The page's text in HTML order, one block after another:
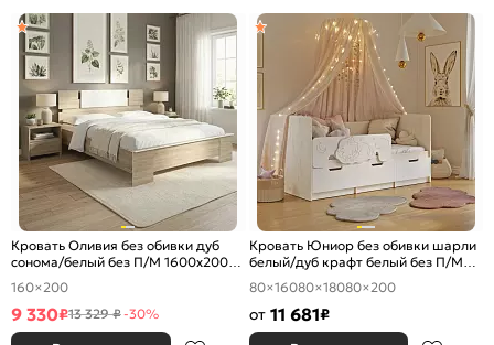
Кровать Оливия без обивки дуб
сонома/белый без П/М 1600x2000,
изголовье жесткое
160×200
9 330₽13 329 ₽-30%
Кровать Юниор без обивки шарли
белый/дуб крафт белый без П/М
800x1600, изголовье жесткое
80×16080×18080×200
от 11 681₽